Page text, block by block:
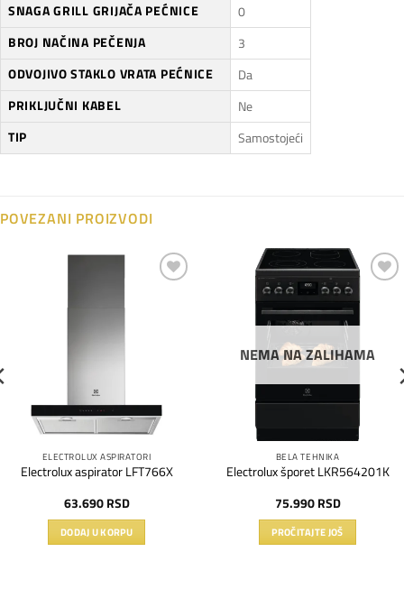
SNAGA GRILL GRIJAČA PEĆNICE
0
BROJ NAČINA PEČENJA
3
ODVOJIVO STAKLO VRATA PEĆNICE
Da
PRIKLJUČNI KABEL
Ne
TIP
Samostojeći
POVEZANI PROIZVODI
ELECTROLUX ASPIRATORI
Electrolux aspirator LFT766X
63.690 RSD
DODAJ U KORPU
NEMA NA ZALIHAMA
BELA TEHNIKA
Electrolux šporet LKR564201K
75.990 RSD
PROČITAJTE JOŠ